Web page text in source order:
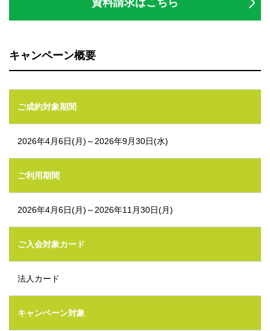
キャンペーン概要
ご成約対象期間
2026年4月6日(月)～2026年9月30日(水)
ご利用期間
2026年4月6日(月)～2026年11月30日(月)
ご入会対象カード
法人カード
キャンペーン対象